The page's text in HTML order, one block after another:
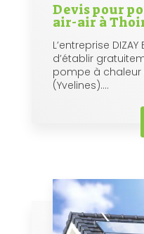
Devis pour
air-air à
L’entreprise
d’établir
pompe à chaleur
(Yvelines)....